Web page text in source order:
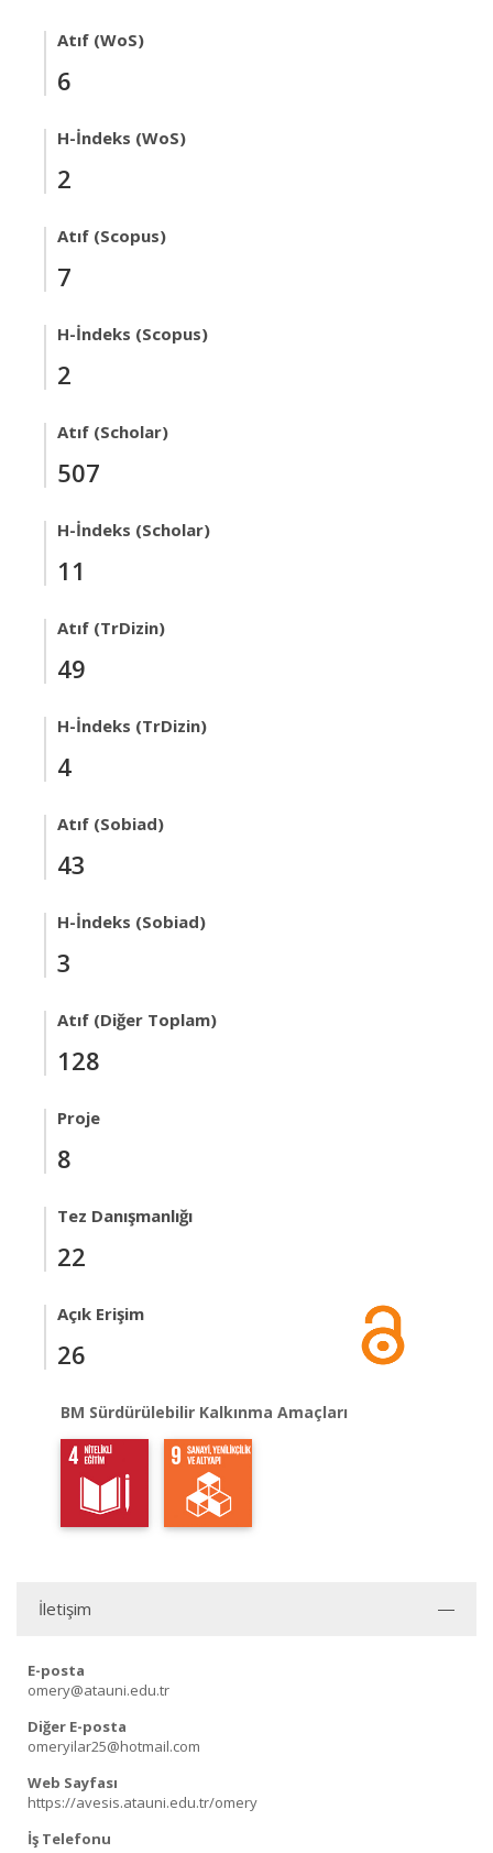
Atıf (WoS)
6
H-İndeks (WoS)
2
Atıf (Scopus)
7
H-İndeks (Scopus)
2
Atıf (Scholar)
507
H-İndeks (Scholar)
11
Atıf (TrDizin)
49
H-İndeks (TrDizin)
4
Atıf (Sobiad)
43
H-İndeks (Sobiad)
3
Atıf (Diğer Toplam)
128
Proje
8
Tez Danışmanlığı
22
Açık Erişim
26
BM Sürdürülebilir Kalkınma Amaçları
İletişim
E-posta
omery@atauni.edu.tr
Diğer E-posta
omeryilar25@hotmail.com
Web Sayfası
https://avesis.atauni.edu.tr/omery
İş Telefonu